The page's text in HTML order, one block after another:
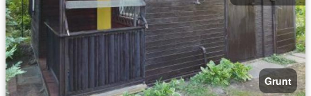
Grunt